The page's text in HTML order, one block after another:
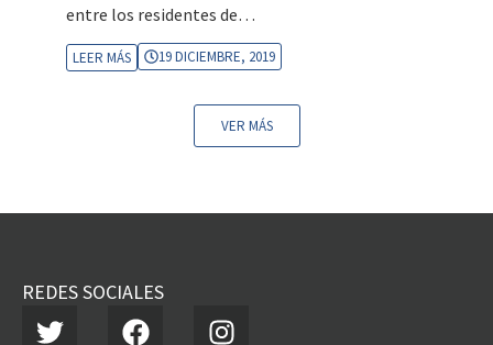
entre los residentes de…
LEER MÁS 19 DICIEMBRE, 2019
VER MÁS
REDES SOCIALES